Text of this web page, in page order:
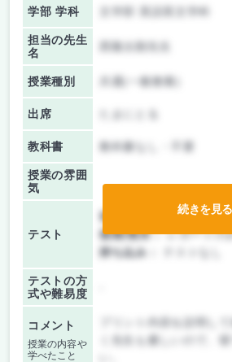
学部 学科
担当の先生
名
西隆太朗先生
授業種別 共通(一般教養)
出席
教科書 教科書なし・不要
授業の雰囲
気
テスト
前期/中間：
テスト・レ
後期/期末：レポートの
持ち込み：
テストの方
式や難易度
コメント
授業の内容や
学べたこと
く先生も優しいので、
続きを見る